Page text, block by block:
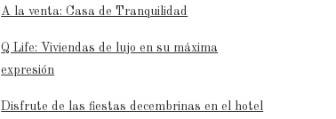
A la venta: Casa de Tranquilidad
Q Life: Viviendas de lujo en su máxima
expresión
Disfrute de las fiestas decembrinas en el hotel